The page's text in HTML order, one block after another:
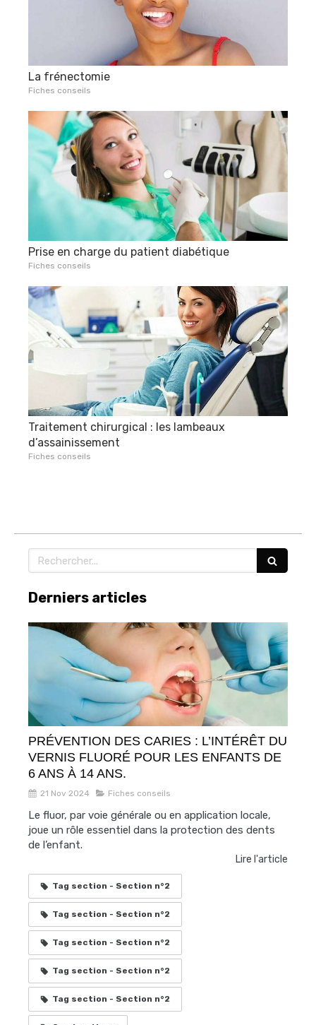
La frénectomie
Fiches conseils
Prise en charge du patient diabétique
Fiches conseils
Traitement chirurgical : les lambeaux
d’assainissement
Fiches conseils
Rechercher
Derniers articles
PRÉVENTION DES CARIES : L’INTÉRÊT DU
VERNIS FLUORÉ POUR LES ENFANTS DE
6 ANS À 14 ANS.
21 Nov 2024 Fiches conseils
Le fluor, par voie générale ou en application locale,
joue un rôle essentiel dans la protection des dents
de l’enfant.
Lire l'article
Tag section - Section n°2
Tag section - Section n°2
Tag section - Section n°2
Tag section - Section n°2
Tag section - Section n°2